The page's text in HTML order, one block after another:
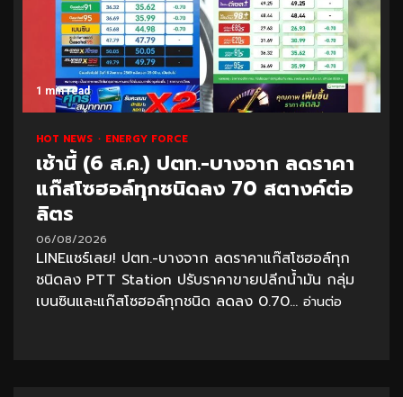
1 min read
HOT NEWS ENERGY FORCE
เช้านี้ (6 ส.ค.) ปตท.-บางจาก ลดราคา
แก๊สโซฮอล์ทุกชนิดลง 70 สตางค์ต่อ
ลิตร
06/08/2026
LINEแชร์เลย! ปตท.-บางจาก ลดราคาแก๊สโซฮอล์ทุก
ชนิดลง PTT Station ปรับราคาขายปลีกน้ำมัน กลุ่ม
เบนซินและแก๊สโซฮอล์ทุกชนิด ลดลง 0.70... อ่านต่อ